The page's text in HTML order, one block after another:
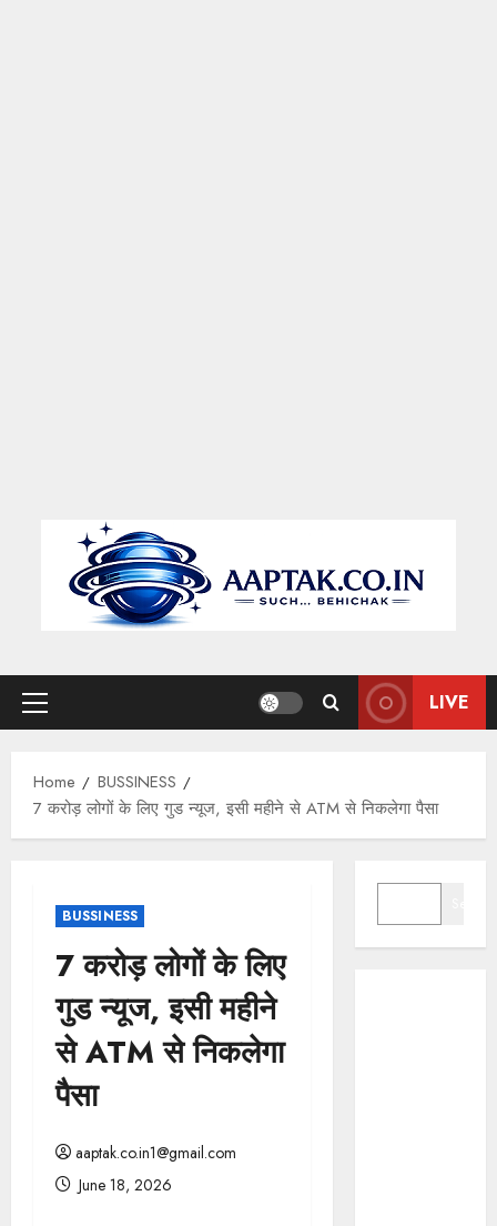
Primary
LIVE
Home
BUSSINESS
7 करोड़ लोगों के लिए गुड न्यूज, इसी महीने से ATM से निकलेगा पैसा
BUSSINESS
7 करोड़ लोगों के लिए
गुड न्यूज, इसी महीने
से ATM से निकलेगा
पैसा
aaptak.co.in1@gmail.com
June 18, 2026